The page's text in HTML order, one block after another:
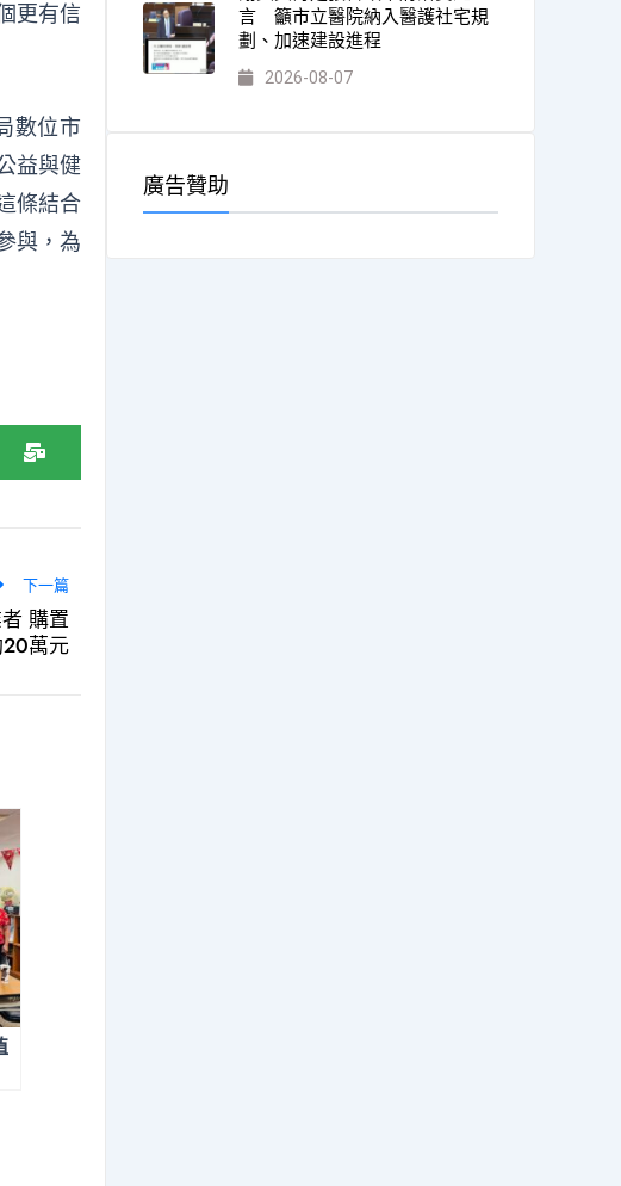
更有信
數位市
益與健
條結合
與，為
下一篇
購置
萬元
言 籲市立醫院納入醫護社宅規
劃、加速建設進程
2026-08-07
廣告贊助